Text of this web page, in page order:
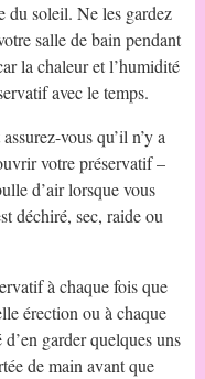
du soleil. Ne les gardez
salle de bain pendant
la chaleur et l’humidité
avec le temps.
vous qu’il n’y a
votre préservatif –
d’air lorsque vous
déchiré, sec, raide ou
à chaque fois que
érection ou à chaque
garder quelques uns
de main avant que